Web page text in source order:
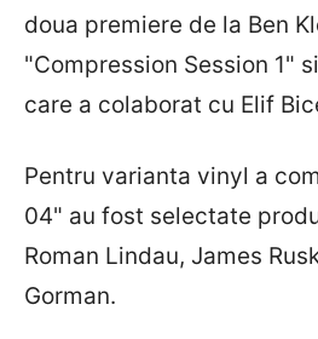
doua premiere de la Ben
"Compression Session 1"
care a colaborat cu Elif
Pentru varianta vinyl a
04" au fost selectate
Roman Lindau, James
Gorman.